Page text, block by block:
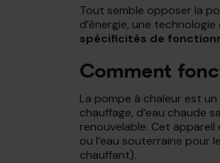
Tout semble opposer la
d’énergie, une
spécificités de
Comment
La pompe à chaleur est
chauffage, d’eau chaude
renouvelable. Cet
ou l’eau souterraine pour
chauffant).